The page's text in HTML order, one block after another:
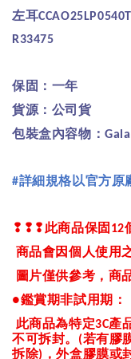
左耳
R33475
保固：一年
貨源：公司貨
包裝盒內容物：
#詳細規格以官方原
❢❢❢ 此商品保固 12
商品會因個人使用
圖片僅供參考，商
●鑑賞期非試用期：
此商品為特定3C產
不可拆封。 (若有膠
拆除) ，外盒膠膜或